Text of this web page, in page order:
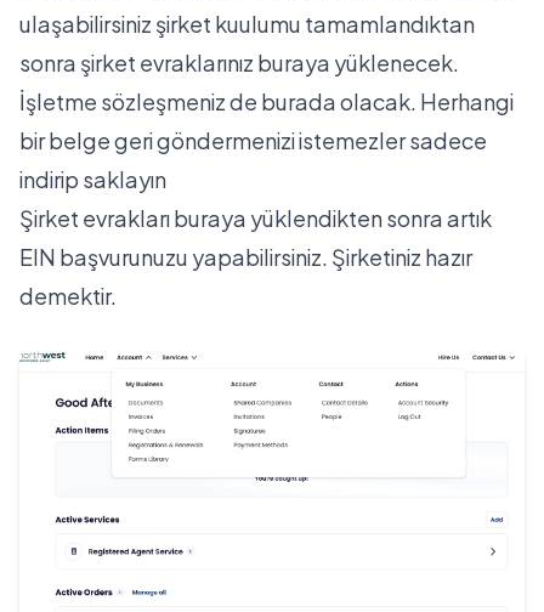
ulaşabilirsiniz şirket kuulumu tamamlandıktan
sonra şirket evraklarınız buraya yüklenecek.
İşletme sözleşmeniz de burada olacak. Herhangi
bir belge geri göndermenizi istemezler sadece
indirip saklayın
Şirket evrakları buraya yüklendikten sonra artık
EIN başvurunuzu yapabilirsiniz. Şirketiniz hazır
demektir.